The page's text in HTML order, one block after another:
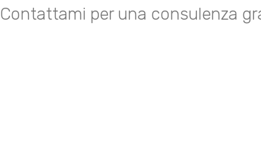
Contattami per una consulenza